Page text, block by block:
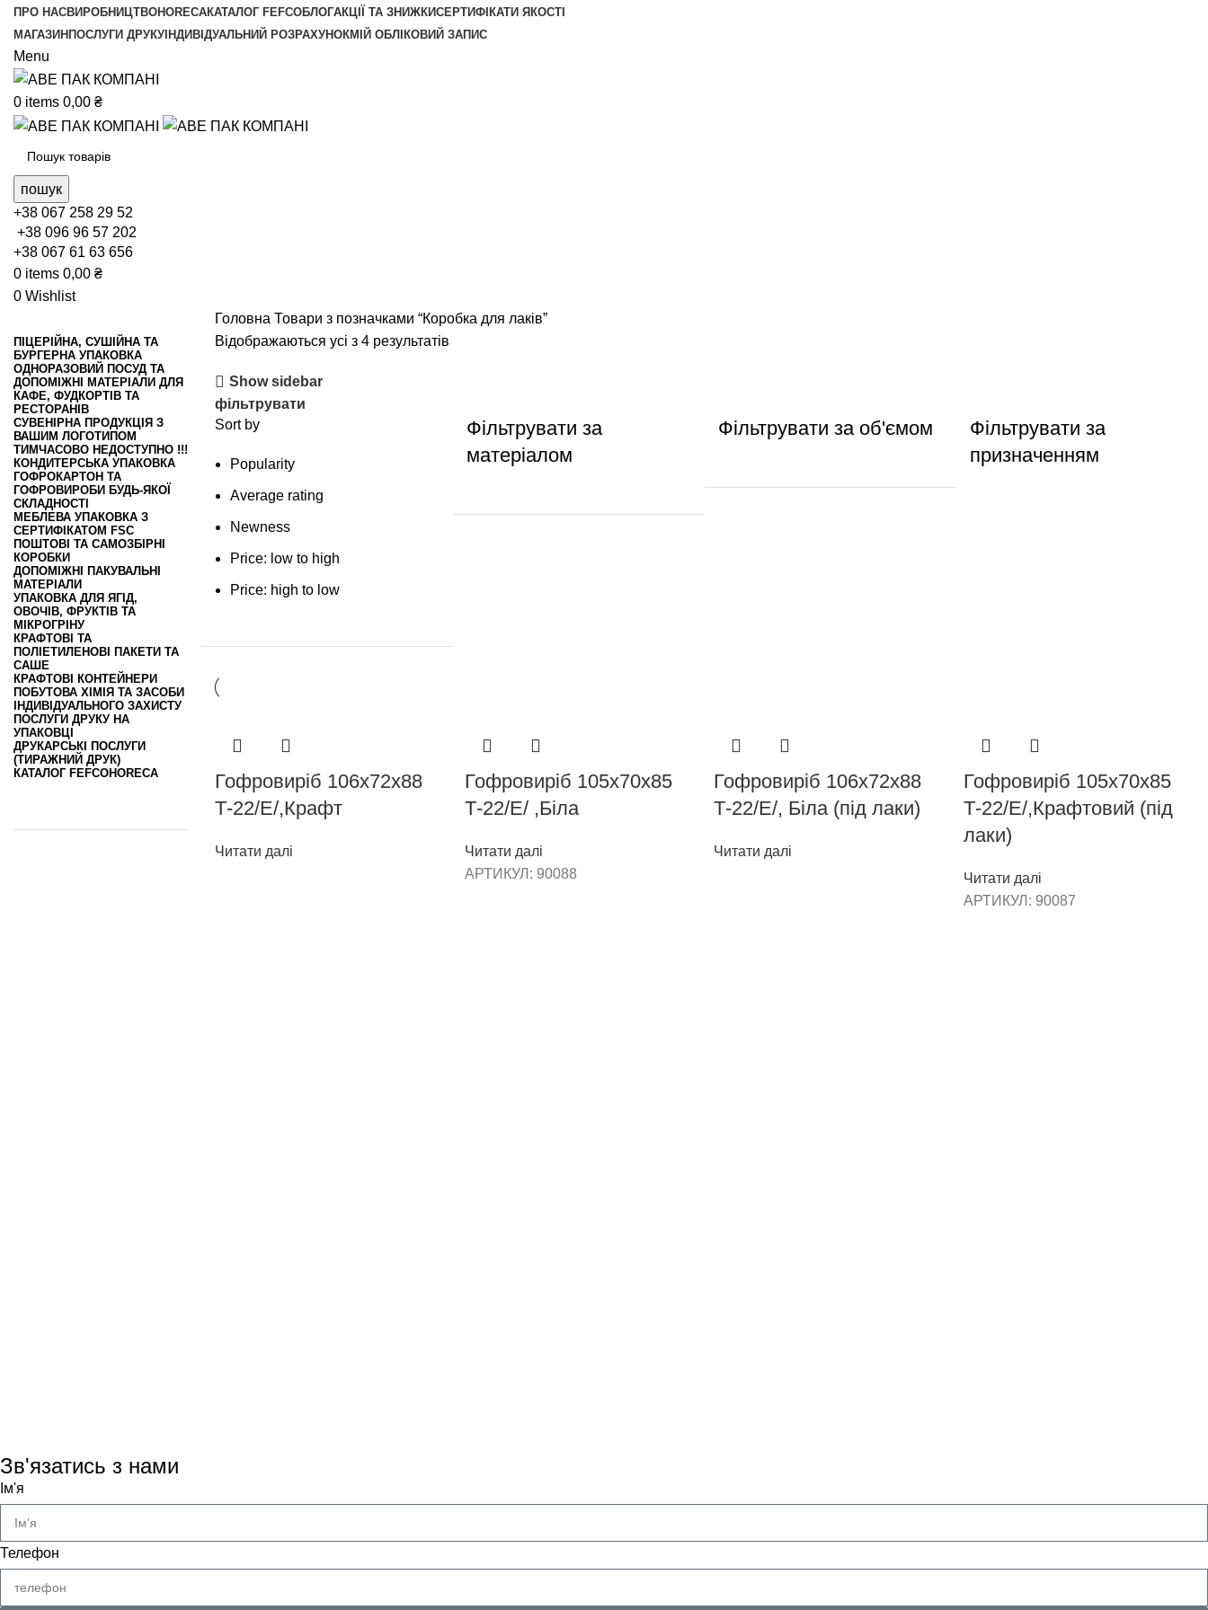
ПРО НАСВИРОБНИЦТВОHORECAКАТАЛОГ FEFCOБЛОГАКЦІЇ ТА ЗНИЖКИСЕРТИФІКАТИ ЯКОСТІ
МАГАЗИН ПОСЛУГИ ДРУКУ ІНДИВІДУАЛЬНИЙ РОЗРАХУНОКМІЙ ОБЛІКОВИЙ ЗАПИС
Menu
0 items 0,00 ₴
пошук
+38 067 258 29 52
+38 096 96 57 202
+38 067 61 63 656
0 items 0,00 ₴
0 Wishlist
ПІЦЕРІЙНА, СУШІЙНА ТА
БУРГЕРНА УПАКОВКА
ОДНОРАЗОВИЙ ПОСУД ТА
ДОПОМІЖНІ МАТЕРІАЛИ ДЛЯ
КАФЕ, ФУДКОРТІВ ТА
РЕСТОРАНІВ
СУВЕНІРНА ПРОДУКЦІЯ З
ВАШИМ ЛОГОТИПОМ
ТИМЧАСОВО НЕДОСТУПНО !!!
КОНДИТЕРСЬКА УПАКОВКА
ГОФРОКАРТОН ТА
ГОФРОВИРОБИ БУДЬ-ЯКОЇ
СКЛАДНОСТІ
МЕБЛЕВА УПАКОВКА З
СЕРТИФІКАТОМ FSC
ПОШТОВІ ТА САМОЗБІРНІ
КОРОБКИ
ДОПОМІЖНІ ПАКУВАЛЬНІ
МАТЕРІАЛИ
УПАКОВКА ДЛЯ ЯГІД,
ОВОЧІВ, ФРУКТІВ ТА
МІКРОГРІНУ
КРАФТОВІ ТА
ПОЛІЕТИЛЕНОВІ ПАКЕТИ ТА
САШЕ
КРАФТОВІ КОНТЕЙНЕРИ
ПОБУТОВА ХІМІЯ ТА ЗАСОБИ
ІНДИВІДУАЛЬНОГО ЗАХИСТУ
ПОСЛУГИ ДРУКУ НА
УПАКОВЦІ
ДРУКАРСЬКІ ПОСЛУГИ
(ТИРАЖНИЙ ДРУК)
КАТАЛОГ FEFCOHORECA
Головна Товари з позначками “Коробка для лаків”
Відображаються усі з 4 результатів
Show sidebar
фільтрувати
Sort by
Popularity
Average rating
Newness
Price: low to high
Price: high to low
Фільтрувати за
матеріалом
Фільтрувати за об'ємом
Фільтрувати за
призначенням
Гофровиріб 106х72х88
Т-22/Е/,Крафт
Читати далі
Гофровиріб 105х70х85
Т-22/Е/ ,Біла
Читати далі
АРТИКУЛ: 90088
Гофровиріб 106х72х88
Т-22/Е/, Біла (під лаки)
Читати далі
Гофровиріб 105х70х85
Т-22/Е/,Крафтовий (під
лаки)
Читати далі
АРТИКУЛ: 90087
Зв'язатись з нами
Ім'я
Телефон